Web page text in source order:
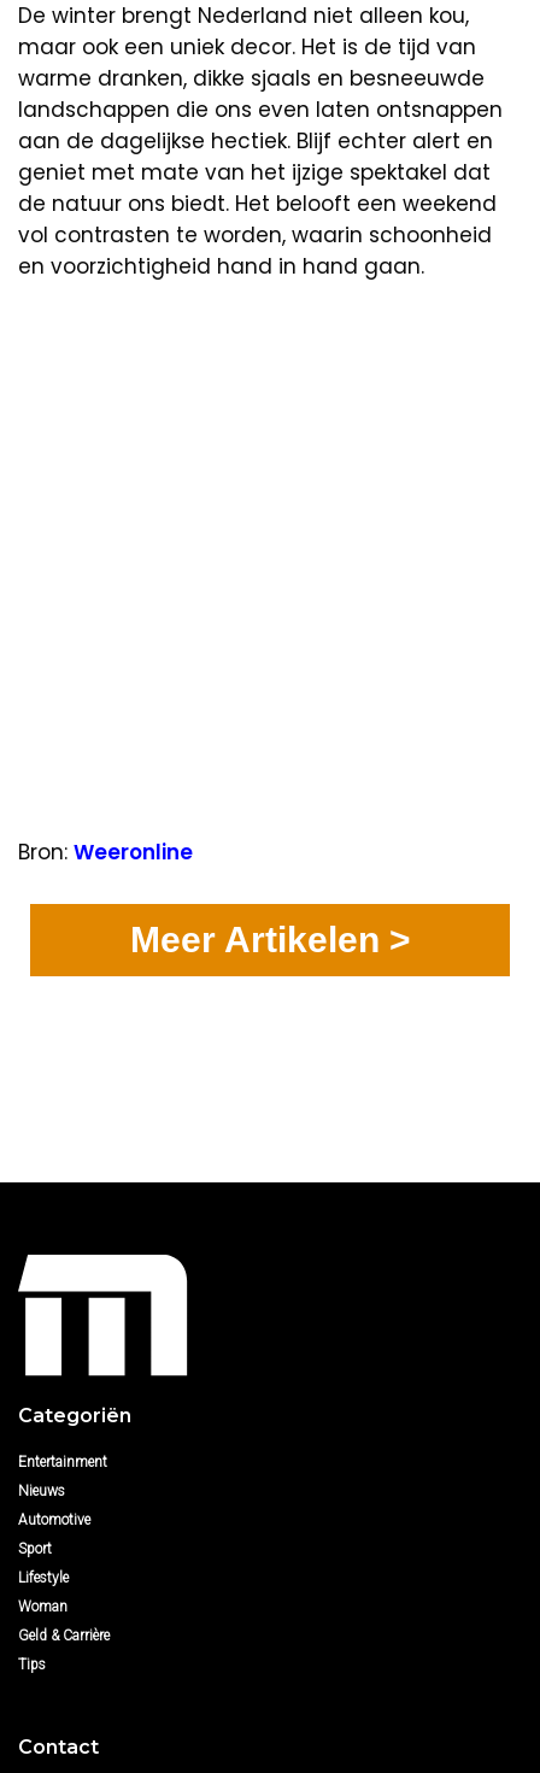
De winter brengt Nederland niet alleen kou,
maar ook een uniek decor. Het is de tijd van
warme dranken, dikke sjaals en besneeuwde
landschappen die ons even laten ontsnappen
aan de dagelijkse hectiek. Blijf echter alert en
geniet met mate van het ijzige spektakel dat
de natuur ons biedt. Het belooft een weekend
vol contrasten te worden, waarin schoonheid
en voorzichtigheid hand in hand gaan.
Bron: Weeronline
Meer Artikelen >
Categoriën
Entertainment
Nieuws
Automotive
Sport
Lifestyle
Woman
Geld & Carrière
Tips
Contact